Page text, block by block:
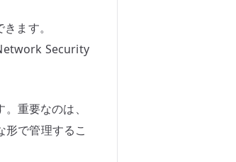
ます。
Security
重要なのは、
形で管理するこ